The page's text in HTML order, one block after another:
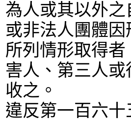
為人或其以外
或非法人團體
所列情形取得
害人、第三人
收之。
違反第一百六